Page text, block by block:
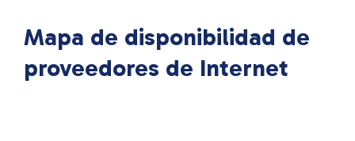
Mapa de disponibilidad de
proveedores de Internet